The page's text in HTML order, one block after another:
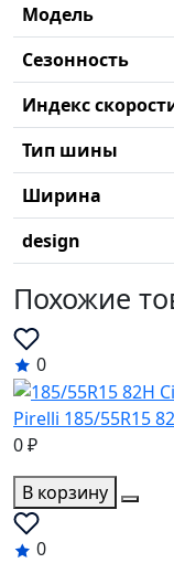
Модель
Сезонность
Индекс
Тип шины
Ширина
design
Похожие
0
Pirelli 185/55R15
0 ₽
В корзину
0